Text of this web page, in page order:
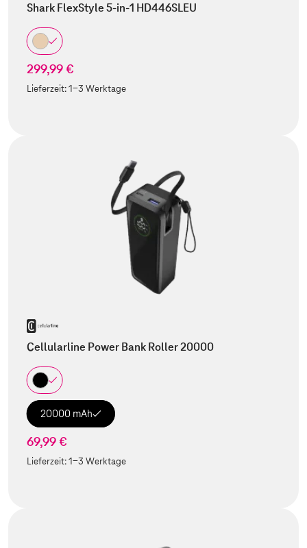
Shark FlexStyle 5-in-1 HD446SLEU
299,99 €
Lieferzeit:1-3 Werktage
Cellularline Power Bank Roller 20000
20000 mAh
69,99 €
Lieferzeit:1-3 Werktage